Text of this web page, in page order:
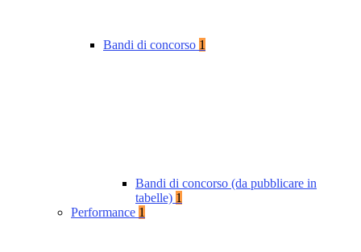
Bandi di concorso 1
Bandi di concorso (da pubblicare in
tabelle) 1
Performance 1